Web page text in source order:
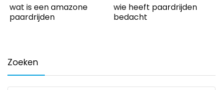
wat is een amazone
paardrijden
wie heeft paardrijden
bedacht
Zoeken